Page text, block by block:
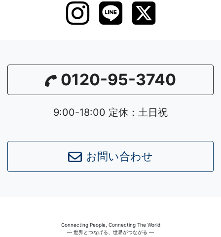
0120-95-3740
9:00-18:00 定休：土日祝
お問い合わせ
Connecting People, Connecting The World
― 世界とつなげる、世界がつながる ―